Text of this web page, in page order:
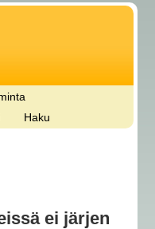
Haku
ei järjen